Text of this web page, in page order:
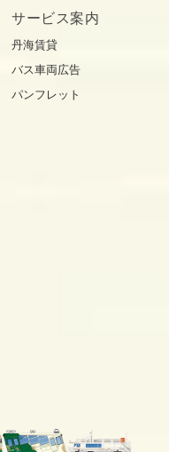
サービス案内
丹海賃貸
バス車両広告
パンフレット